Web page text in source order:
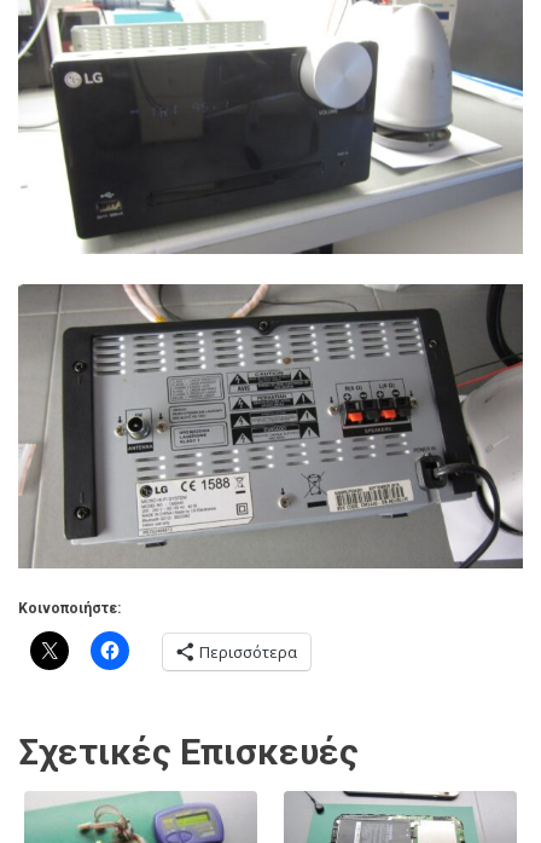
Κοινοποιήστε:
Περισσότερα
Σχετικές Επισκευές